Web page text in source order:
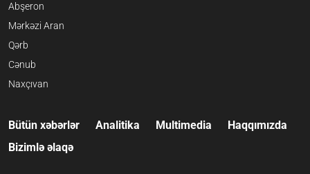
Abşeron
Mərkəzi Aran
Qərb
Cənub
Naxçıvan
Bütün xəbərlər Analitika Multimedia
Haqqımızda
Bizimlə əlaqə